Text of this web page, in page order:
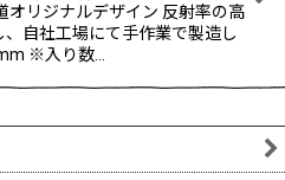
オリジナルデザイン 反射率の高
自社工場にて手作業で製造し
※入り数…